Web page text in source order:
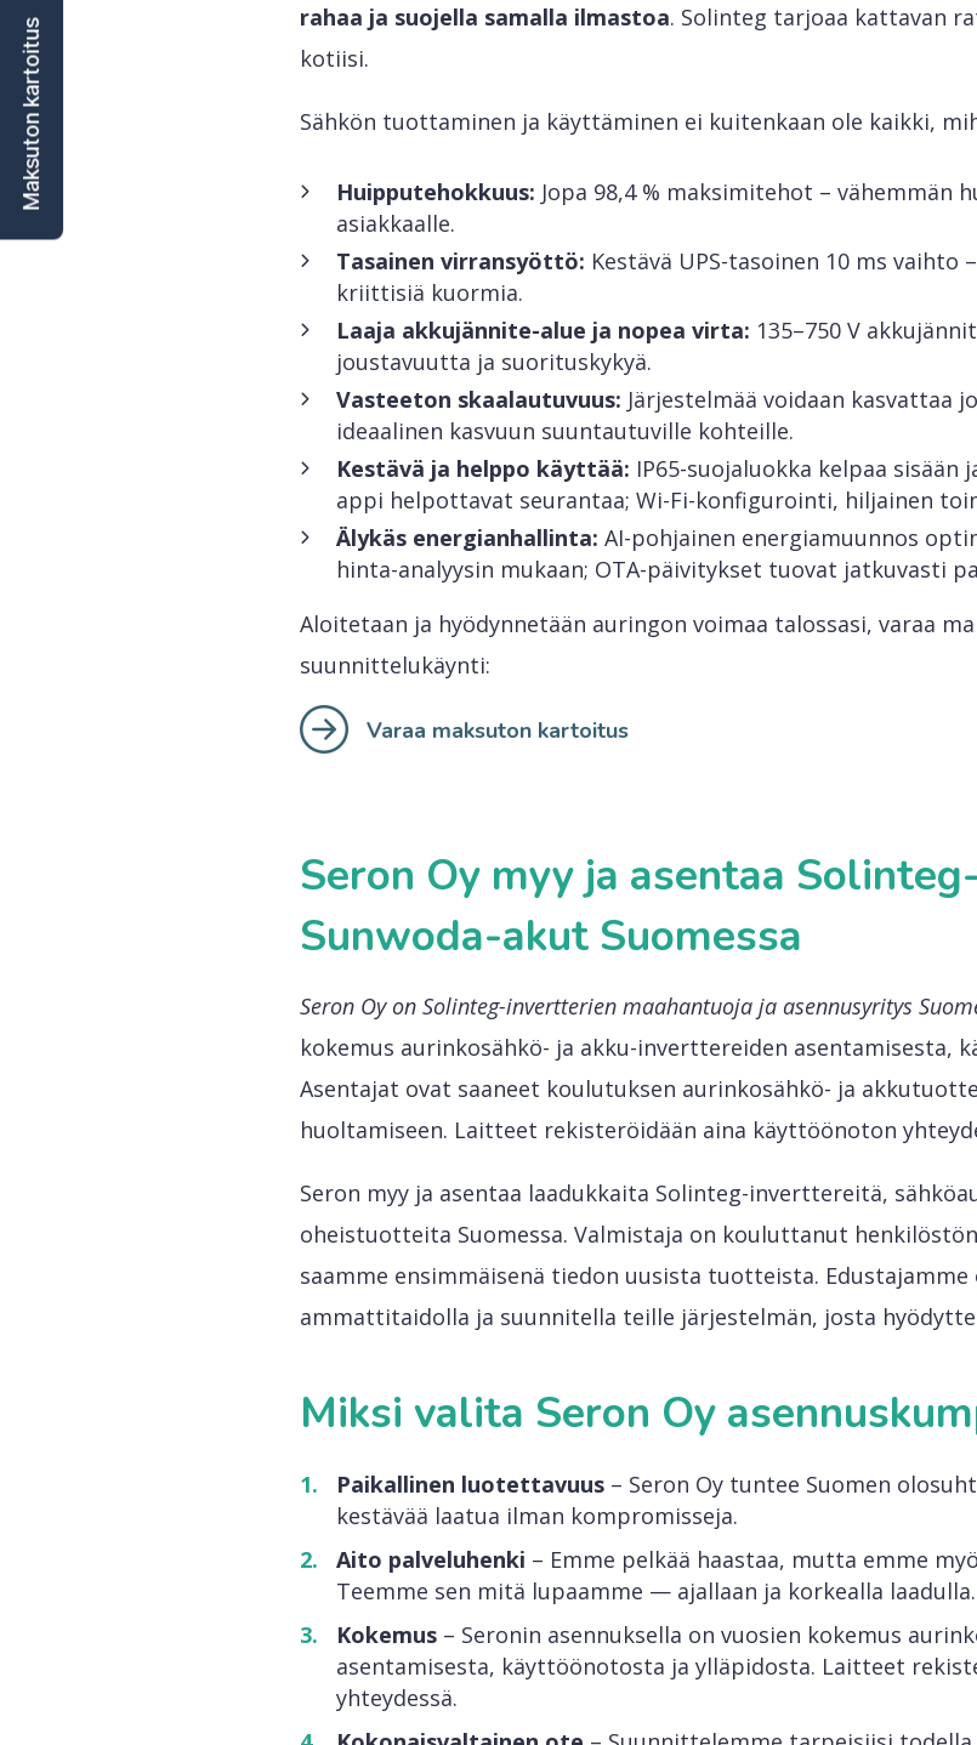
rahaa ja suojella samalla ilmastoa. Solinteg tarjoaa kattavan
kotiisi.
Sähkön tuottaminen ja käyttäminen ei kuitenkaan ole kaikki,
Huipputehokkuus: Jopa 98,4 % maksimitehot – vähemmän
asiakkaalle.
Tasainen virransyöttö: Kestävä UPS-tasoinen 10 ms
kriittisiä kuormia.
Laaja akkujännite-alue ja nopea virta: 135–750 V
joustavuutta ja suorituskykyä.
Vasteeton skaalautuvuus: Järjestelmää voidaan kasvattaa
ideaalinen kasvuun suuntautuville kohteille.
Kestävä ja helppo käyttää: IP65-suojaluokka kelpaa sisään
appi helpottavat seurantaa; Wi-Fi-konfigurointi, hiljainen
Älykäs energianhallinta: AI-pohjainen energiamuunnos
hinta-analyysin mukaan; OTA-päivitykset tuovat jatkuvasti
Aloitetaan ja hyödynnetään auringon voimaa talossasi, varaa
suunnittelukäynti:
Varaa maksuton kartoitus
Seron Oy myy ja asentaa
Sunwoda-akut Suomessa
Seron Oy on Solinteg-invertterien maahantuoja ja asennusyritys
kokemus aurinkosähkö- ja akku-inverttereiden asentamisesta,
Asentajat ovat saaneet koulutuksen aurinkosähkö- ja
huoltamiseen. Laitteet rekisteröidään aina käyttöönoton
Seron myy ja asentaa laadukkaita Solinteg-inverttereitä,
oheistuotteita Suomessa. Valmistaja on kouluttanut
saamme ensimmäisenä tiedon uusista tuotteista.
ammattitaidolla ja suunnitella teille järjestelmän, josta
Miksi valita Seron Oy
Paikallinen luotettavuus – Seron Oy tuntee Suomen
kestävää laatua ilman kompromisseja.
Aito palveluhenki – Emme pelkää haastaa, mutta emme
Teemme sen mitä lupaamme — ajallaan ja korkealla laadulla.
Kokemus – Seronin asennuksella on vuosien kokemus
asentamisesta, käyttöönotosta ja ylläpidosta. Laitteet
yhteydessä.
Maksuton kartoitus